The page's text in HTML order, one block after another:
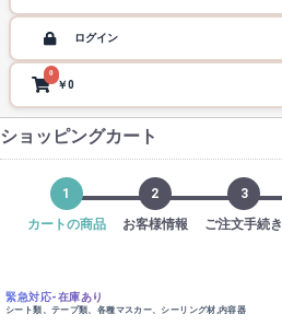
ログイン
0
￥0
ショッピングカート
1
カートの商品
2
お客様情報
3
ご注文手続き
緊急対応-在庫あり
シート類、テープ類、各種マスカー、シーリング材,内容器